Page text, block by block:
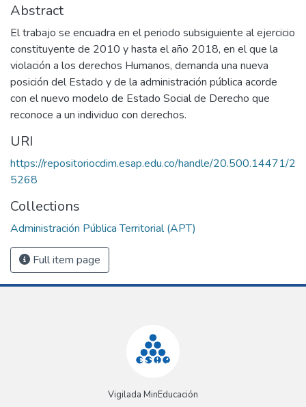
Abstract
El trabajo se encuadra en el periodo subsiguiente al ejercicio
constituyente de 2010 y hasta el año 2018, en el que la
violación a los derechos Humanos, demanda una nueva
posición del Estado y de la administración pública acorde
con el nuevo modelo de Estado Social de Derecho que
reconoce a un individuo con derechos.
URI
https://repositoriocdim.esap.edu.co/handle/20.500.14471/2
5268
Collections
Administración Pública Territorial (APT)
Full item page
Vigilada MinEducación